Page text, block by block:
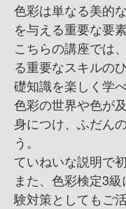
色彩は単なる美的
を与える重要な要
こちらの講座では
る重要なスキルの
礎知識を楽しく学べ
色彩の世界や色が
身につけ、ふだん
う。
ていねいな説明で
また、色彩検定3
験対策としてもご